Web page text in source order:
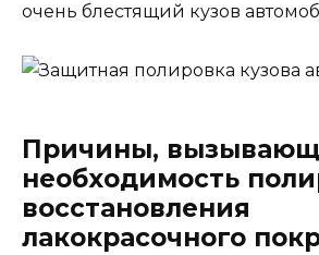
очень блестящий кузов
Причины,
необходимость
восстановления
лакокрасочного